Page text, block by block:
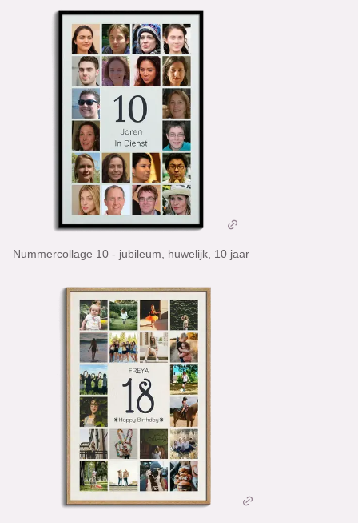
Nummercollage 10 - jubileum, huwelijk, 10 jaar